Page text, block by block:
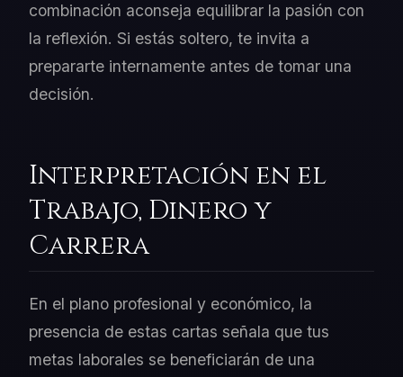
combinación aconseja equilibrar la pasión con
la reflexión. Si estás soltero, te invita a
prepararte internamente antes de tomar una
decisión.
Interpretación en el
Trabajo, Dinero y
Carrera
En el plano profesional y económico, la
presencia de estas cartas señala que tus
metas laborales se beneficiarán de una